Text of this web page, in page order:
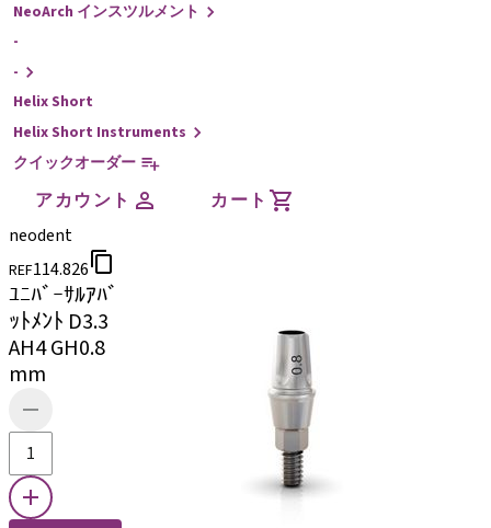
NeoArch インスツルメント
-
-
Helix Short
Helix Short Instruments
クイックオーダー
アカウント
カート
neodent
REF114.826
ﾕﾆﾊﾞｰｻﾙｱﾊﾞ
ｯﾄﾒﾝﾄ D3.3
AH4 GH0.8
mm